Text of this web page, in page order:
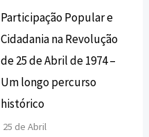
Participação Popular e
Cidadania na Revolução
de 25 de Abril de 1974 –
Um longo percurso
histórico
25 de Abril